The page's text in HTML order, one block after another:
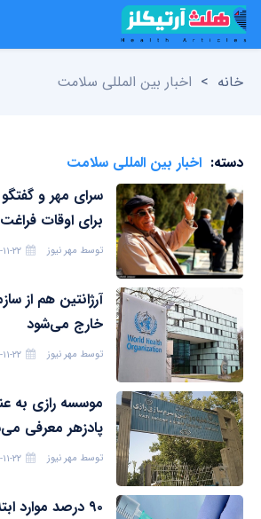
خانه > اخبار بین المللی سلامت
دسته: اخبار بین المللی سلامت
سرای مهر و
برای اوقات
توسط مهر نیوز
آرژانتین هم از
خارج می‌شود
توسط مهر نیوز
موسسه رازی به
پادزهر معرفی
توسط مهر نیوز